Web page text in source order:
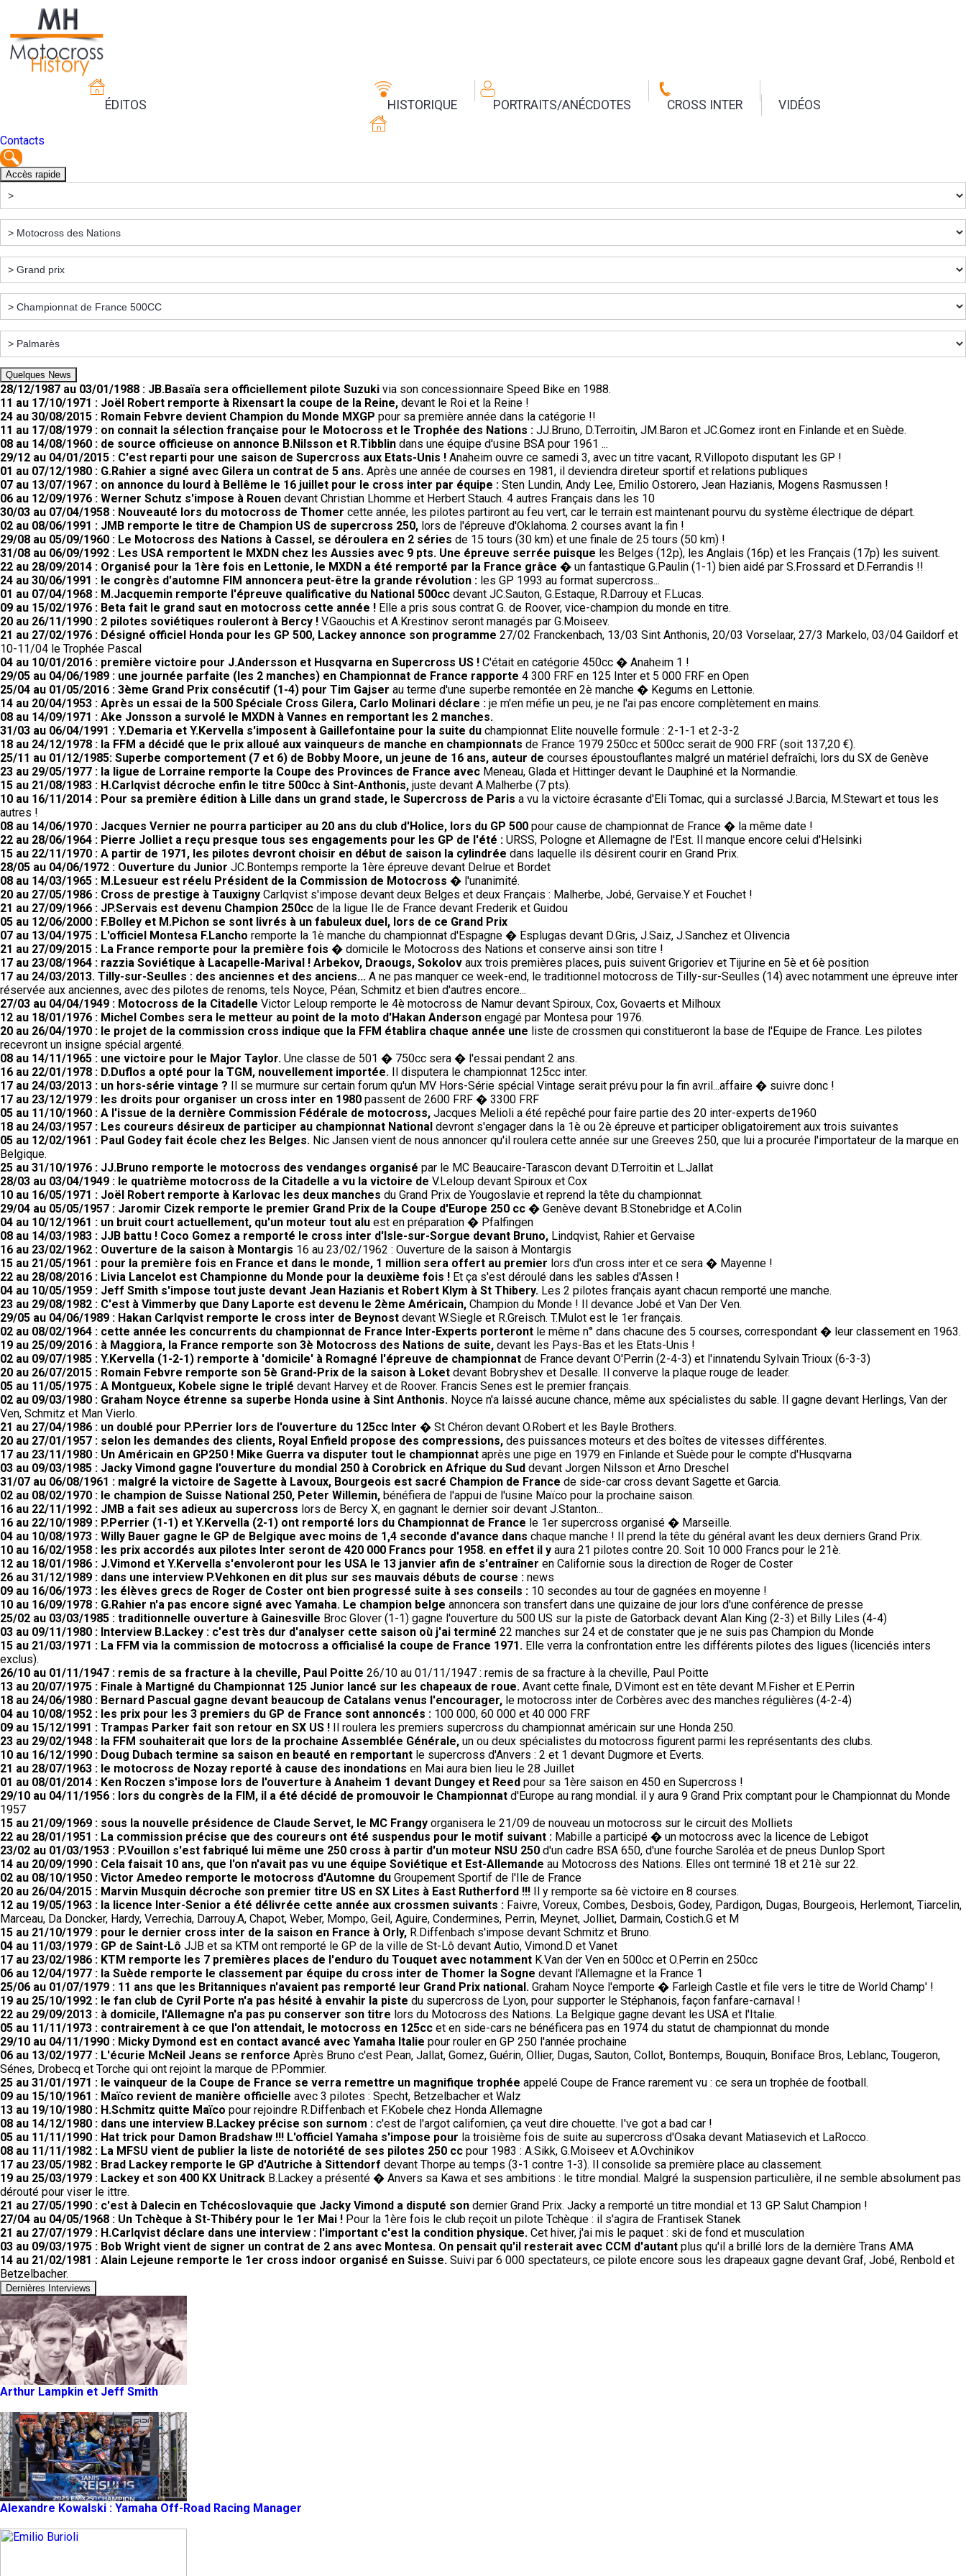
ÉDITOS HISTORIQUE PORTRAITS/ANÉCDOTES CROSS INTER VIDÉOS
Contacts
Accès rapide
Quelques News
28/12/1987 au 03/01/1988 : JB.Basaïa sera officiellement pilote Suzuki via son concessionnaire Speed Bike en 1988.
11 au 17/10/1971 : Joël Robert remporte à Rixensart la coupe de la Reine, devant le Roi et la Reine !
24 au 30/08/2015 : Romain Febvre devient Champion du Monde MXGP pour sa première année dans la catégorie !!
11 au 17/08/1979 : on connait la sélection française pour le Motocross et le Trophée des Nations : JJ.Bruno, D.Terroitin, JM.Baron et JC.Gomez iront en Finlande et en Suède.
08 au 14/08/1960 : de source officieuse on annonce B.Nilsson et R.Tibblin dans une équipe d'usine BSA pour 1961 ...
29/12 au 04/01/2015 : C'est reparti pour une saison de Supercross aux Etats-Unis ! Anaheim ouvre ce samedi 3, avec un titre vacant, R.Villopoto disputant les GP !
01 au 07/12/1980 : G.Rahier a signé avec Gilera un contrat de 5 ans. Après une année de courses en 1981, il deviendra direteur sportif et relations publiques
07 au 13/07/1967 : on annonce du lourd à Bellême le 16 juillet pour le cross inter par équipe : Sten Lundin, Andy Lee, Emilio Ostorero, Jean Hazianis, Mogens Rasmussen !
06 au 12/09/1976 : Werner Schutz s'impose à Rouen devant Christian Lhomme et Herbert Stauch. 4 autres Français dans les 10
30/03 au 07/04/1958 : Nouveauté lors du motocross de Thomer cette année, les pilotes partiront au feu vert, car le terrain est maintenant pourvu du système électrique de départ.
02 au 08/06/1991 : JMB remporte le titre de Champion US de supercross 250, lors de l'épreuve d'Oklahoma. 2 courses avant la fin !
29/08 au 05/09/1960 : Le Motocross des Nations à Cassel, se déroulera en 2 séries de 15 tours (30 km) et une finale de 25 tours (50 km) !
31/08 au 06/09/1992 : Les USA remportent le MXDN chez les Aussies avec 9 pts. Une épreuve serrée puisque les Belges (12p), les Anglais (16p) et les Français (17p) les suivent.
22 au 28/09/2014 : Organisé pour la 1ère fois en Lettonie, le MXDN a été remporté par la France grâce � un fantastique G.Paulin (1-1) bien aidé par S.Frossard et D.Ferrandis !!
24 au 30/06/1991 : le congrès d'automne FIM annoncera peut-être la grande révolution : les GP 1993 au format supercross...
01 au 07/04/1968 : M.Jacquemin remporte l'épreuve qualificative du National 500cc devant JC.Sauton, G.Estaque, R.Darrouy et F.Lucas.
09 au 15/02/1976 : Beta fait le grand saut en motocross cette année ! Elle a pris sous contrat G. de Roover, vice-champion du monde en titre.
20 au 26/11/1990 : 2 pilotes soviétiques rouleront à Bercy ! V.Gaouchis et A.Krestinov seront managés par G.Moiseev.
21 au 27/02/1976 : Désigné officiel Honda pour les GP 500, Lackey annonce son programme 27/02 Franckenbach, 13/03 Sint Anthonis, 20/03 Vorselaar, 27/3 Markelo, 03/04 Gaildorf et
10-11/04 le Trophée Pascal
04 au 10/01/2016 : première victoire pour J.Andersson et Husqvarna en Supercross US ! C'était en catégorie 450cc � Anaheim 1 !
29/05 au 04/06/1989 : une journée parfaite (les 2 manches) en Championnat de France rapporte 4 300 FRF en 125 Inter et 5 000 FRF en Open
25/04 au 01/05/2016 : 3ème Grand Prix consécutif (1-4) pour Tim Gajser au terme d'une superbe remontée en 2è manche � Kegums en Lettonie.
14 au 20/04/1953 : Après un essai de la 500 Spéciale Cross Gilera, Carlo Molinari déclare : je m'en méfie un peu, je ne l'ai pas encore complètement en mains.
08 au 14/09/1971 : Ake Jonsson a survolé le MXDN à Vannes en remportant les 2 manches.
31/03 au 06/04/1991 : Y.Demaria et Y.Kervella s'imposent à Gaillefontaine pour la suite du championnat Elite nouvelle formule : 2-1-1 et 2-3-2
18 au 24/12/1978 : la FFM a décidé que le prix alloué aux vainqueurs de manche en championnats de France 1979 250cc et 500cc serait de 900 FRF (soit 137,20 €).
25/11 au 01/12/1985: Superbe comportement (7 et 6) de Bobby Moore, un jeune de 16 ans, auteur de courses époustouflantes malgré un matériel defraîchi, lors du SX de Genève
23 au 29/05/1977 : la ligue de Lorraine remporte la Coupe des Provinces de France avec Meneau, Glada et Hittinger devant le Dauphiné et la Normandie.
15 au 21/08/1983 : H.Carlqvist décroche enfin le titre 500cc à Sint-Anthonis, juste devant A.Malherbe (7 pts).
10 au 16/11/2014 : Pour sa première édition à Lille dans un grand stade, le Supercross de Paris a vu la victoire écrasante d'Eli Tomac, qui a surclassé J.Barcia, M.Stewart et tous les
autres !
08 au 14/06/1970 : Jacques Vernier ne pourra participer au 20 ans du club d'Holice, lors du GP 500 pour cause de championnat de France � la même date !
22 au 28/06/1964 : Pierre Jolliet a reçu presque tous ses engagements pour les GP de l'été : URSS, Pologne et Allemagne de l'Est. Il manque encore celui d'Helsinki
15 au 22/11/1970 : A partir de 1971, les pilotes devront choisir en début de saison la cylindrée dans laquelle ils désirent courir en Grand Prix.
28/05 au 04/06/1972 : Ouverture du Junior JC.Bontemps remporte la 1ère épreuve devant Delrue et Bordet
08 au 14/03/1965 : M.Lesueur est réelu Président de la Commission de Motocross � l'unanimité.
20 au 27/05/1986 : Cross de prestige à Tauxigny Carlqvist s'impose devant deux Belges et deux Français : Malherbe, Jobé, Gervaise.Y et Fouchet !
21 au 27/09/1966 : JP.Servais est devenu Champion 250cc de la ligue Ile de France devant Frederik et Guidou
05 au 12/06/2000 : F.Bolley et M.Pichon se sont livrés à un fabuleux duel, lors de ce Grand Prix
07 au 13/04/1975 : L'officiel Montesa F.Lancho remporte la 1è manche du championnat d'Espagne � Esplugas devant D.Gris, J.Saiz, J.Sanchez et Olivencia
21 au 27/09/2015 : La France remporte pour la première fois � domicile le Motocross des Nations et conserve ainsi son titre !
17 au 23/08/1964 : razzia Soviétique à Lacapelle-Marival ! Arbekov, Draougs, Sokolov aux trois premières places, puis suivent Grigoriev et Tijurine en 5è et 6è position
17 au 24/03/2013. Tilly-sur-Seulles : des anciennes et des anciens... A ne pas manquer ce week-end, le traditionnel motocross de Tilly-sur-Seulles (14) avec notamment une épreuve inter
réservée aux anciennes, avec des pilotes de renoms, tels Noyce, Péan, Schmitz et bien d'autres encore...
27/03 au 04/04/1949 : Motocross de la Citadelle Victor Leloup remporte le 4è motocross de Namur devant Spiroux, Cox, Govaerts et Milhoux
12 au 18/01/1976 : Michel Combes sera le metteur au point de la moto d'Hakan Anderson engagé par Montesa pour 1976.
20 au 26/04/1970 : le projet de la commission cross indique que la FFM établira chaque année une liste de crossmen qui constitueront la base de l'Equipe de France. Les pilotes
recevront un insigne spécial argenté.
08 au 14/11/1965 : une victoire pour le Major Taylor. Une classe de 501 � 750cc sera � l'essai pendant 2 ans.
16 au 22/01/1978 : D.Duflos a opté pour la TGM, nouvellement importée. Il disputera le championnat 125cc inter.
17 au 24/03/2013 : un hors-série vintage ? Il se murmure sur certain forum qu'un MV Hors-Série spécial Vintage serait prévu pour la fin avril...affaire � suivre donc !
17 au 23/12/1979 : les droits pour organiser un cross inter en 1980 passent de 2600 FRF � 3300 FRF
05 au 11/10/1960 : A l'issue de la dernière Commission Fédérale de motocross, Jacques Melioli a été repêché pour faire partie des 20 inter-experts de1960
18 au 24/03/1957 : Les coureurs désireux de participer au championnat National devront s'engager dans la 1è ou 2è épreuve et participer obligatoirement aux trois suivantes
05 au 12/02/1961 : Paul Godey fait école chez les Belges. Nic Jansen vient de nous annoncer qu'il roulera cette année sur une Greeves 250, que lui a procurée l'importateur de la marque en
Belgique.
25 au 31/10/1976 : JJ.Bruno remporte le motocross des vendanges organisé par le MC Beaucaire-Tarascon devant D.Terroitin et L.Jallat
28/03 au 03/04/1949 : le quatrième motocross de la Citadelle a vu la victoire de V.Leloup devant Spiroux et Cox
10 au 16/05/1971 : Joël Robert remporte à Karlovac les deux manches du Grand Prix de Yougoslavie et reprend la tête du championnat.
29/04 au 05/05/1957 : Jaromir Cizek remporte le premier Grand Prix de la Coupe d'Europe 250 cc � Genève devant B.Stonebridge et A.Colin
04 au 10/12/1961 : un bruit court actuellement, qu'un moteur tout alu est en préparation � Pfalfingen
08 au 14/03/1983 : JJB battu ! Coco Gomez a remporté le cross inter d'Isle-sur-Sorgue devant Bruno, Lindqvist, Rahier et Gervaise
16 au 23/02/1962 : Ouverture de la saison à Montargis 16 au 23/02/1962 : Ouverture de la saison à Montargis
15 au 21/05/1961 : pour la première fois en France et dans le monde, 1 million sera offert au premier lors d'un cross inter et ce sera � Mayenne !
22 au 28/08/2016 : Livia Lancelot est Championne du Monde pour la deuxième fois ! Et ça s'est déroulé dans les sables d'Assen !
04 au 10/05/1959 : Jeff Smith s'impose tout juste devant Jean Hazianis et Robert Klym à St Thibery. Les 2 pilotes français ayant chacun remporté une manche.
23 au 29/08/1982 : C'est à Vimmerby que Dany Laporte est devenu le 2ème Américain, Champion du Monde ! Il devance Jobé et Van Der Ven.
29/05 au 04/06/1989 : Hakan Carlqvist remporte le cross inter de Beynost devant W.Siegle et R.Greisch. T.Mulot est le 1er français.
02 au 08/02/1964 : cette année les concurrents du championnat de France Inter-Experts porteront le même n° dans chacune des 5 courses, correspondant � leur classement en 1963.
19 au 25/09/2016 : à Maggiora, la France remporte son 3è Motocross des Nations de suite, devant les Pays-Bas et les Etats-Unis !
02 au 09/07/1985 : Y.Kervella (1-2-1) remporte à 'domicile' à Romagné l'épreuve de championnat de France devant O'Perrin (2-4-3) et l'innatendu Sylvain Trioux (6-3-3)
20 au 26/07/2015 : Romain Febvre remporte son 5è Grand-Prix de la saison à Loket devant Bobryshev et Desalle. Il converve la plaque rouge de leader.
05 au 11/05/1975 : A Montgueux, Kobele signe le triplé devant Harvey et de Roover. Francis Senes est le premier français.
02 au 09/03/1980 : Graham Noyce étrenne sa superbe Honda usine à Sint Anthonis. Noyce n'a laissé aucune chance, même aux spécialistes du sable. Il gagne devant Herlings, Van der
Ven, Schmitz et Man Vierlo.
21 au 27/04/1986 : un doublé pour P.Perrier lors de l'ouverture du 125cc Inter � St Chéron devant O.Robert et les Bayle Brothers.
20 au 27/01/1957 : selon les demandes des clients, Royal Enfield propose des compressions, des puissances moteurs et des boîtes de vitesses différentes.
17 au 23/11/1980 : Un Américain en GP250 ! Mike Guerra va disputer tout le championnat après une pige en 1979 en Finlande et Suède pour le compte d'Husqvarna
03 au 09/03/1985 : Jacky Vimond gagne l'ouverture du mondial 250 à Corobrick en Afrique du Sud devant Jorgen Nilsson et Arno Dreschel
31/07 au 06/08/1961 : malgré la victoire de Sagette à Lavoux, Bourgeois est sacré Champion de France de side-car cross devant Sagette et Garcia.
02 au 08/02/1970 : le champion de Suisse National 250, Peter Willemin, bénéfiera de l'appui de l'usine Maïco pour la prochaine saison.
16 au 22/11/1992 : JMB a fait ses adieux au supercross lors de Bercy X, en gagnant le dernier soir devant J.Stanton...
16 au 22/10/1989 : P.Perrier (1-1) et Y.Kervella (2-1) ont remporté lors du Championnat de France le 1er supercross organisé � Marseille.
04 au 10/08/1973 : Willy Bauer gagne le GP de Belgique avec moins de 1,4 seconde d'avance dans chaque manche ! Il prend la tête du général avant les deux derniers Grand Prix.
10 au 16/02/1958 : les prix accordés aux pilotes Inter seront de 420 000 Francs pour 1958. en effet il y aura 21 pilotes contre 20. Soit 10 000 Francs pour le 21è.
12 au 18/01/1986 : J.Vimond et Y.Kervella s'envoleront pour les USA le 13 janvier afin de s'entraîner en Californie sous la direction de Roger de Coster
26 au 31/12/1989 : dans une interview P.Vehkonen en dit plus sur ses mauvais débuts de course : news
09 au 16/06/1973 : les élèves grecs de Roger de Coster ont bien progressé suite à ses conseils : 10 secondes au tour de gagnées en moyenne !
10 au 16/09/1978 : G.Rahier n'a pas encore signé avec Yamaha. Le champion belge annoncera son transfert dans une quizaine de jour lors d'une conférence de presse
25/02 au 03/03/1985 : traditionnelle ouverture à Gainesville Broc Glover (1-1) gagne l'ouverture du 500 US sur la piste de Gatorback devant Alan King (2-3) et Billy Liles (4-4)
03 au 09/11/1980 : Interview B.Lackey : c'est très dur d'analyser cette saison où j'ai terminé 22 manches sur 24 et de constater que je ne suis pas Champion du Monde
15 au 21/03/1971 : La FFM via la commission de motocross a officialisé la coupe de France 1971. Elle verra la confrontation entre les différents pilotes des ligues (licenciés inters
exclus).
26/10 au 01/11/1947 : remis de sa fracture à la cheville, Paul Poitte 26/10 au 01/11/1947 : remis de sa fracture à la cheville, Paul Poitte
13 au 20/07/1975 : Finale à Martigné du Championnat 125 Junior lancé sur les chapeaux de roue. Avant cette finale, D.Vimont est en tête devant M.Fisher et E.Perrin
18 au 24/06/1980 : Bernard Pascual gagne devant beaucoup de Catalans venus l'encourager, le motocross inter de Corbères avec des manches régulières (4-2-4)
04 au 10/08/1952 : les prix pour les 3 premiers du GP de France sont annoncés : 100 000, 60 000 et 40 000 FRF
09 au 15/12/1991 : Trampas Parker fait son retour en SX US ! Il roulera les premiers supercross du championnat américain sur une Honda 250.
23 au 29/02/1948 : la FFM souhaiterait que lors de la prochaine Assemblée Générale, un ou deux spécialistes du motocross figurent parmi les représentants des clubs.
10 au 16/12/1990 : Doug Dubach termine sa saison en beauté en remportant le supercross d'Anvers : 2 et 1 devant Dugmore et Everts.
21 au 28/07/1963 : le motocross de Nozay reporté à cause des inondations en Mai aura bien lieu le 28 Juillet
01 au 08/01/2014 : Ken Roczen s'impose lors de l'ouverture à Anaheim 1 devant Dungey et Reed pour sa 1ère saison en 450 en Supercross !
29/10 au 04/11/1956 : lors du congrès de la FIM, il a été décidé de promouvoir le Championnat d'Europe au rang mondial. il y aura 9 Grand Prix comptant pour le Championnat du Monde
1957
15 au 21/09/1969 : sous la nouvelle présidence de Claude Servet, le MC Frangy organisera le 21/09 de nouveau un motocross sur le circuit des Molliets
22 au 28/01/1951 : La commission précise que des coureurs ont été suspendus pour le motif suivant : Mabille a participé � un motocross avec la licence de Lebigot
23/02 au 01/03/1953 : P.Vouillon s'est fabriqué lui même une 250 cross à partir d'un moteur NSU 250 d'un cadre BSA 650, d'une fourche Saroléa et de pneus Dunlop Sport
14 au 20/09/1990 : Cela faisait 10 ans, que l'on n'avait pas vu une équipe Soviétique et Est-Allemande au Motocross des Nations. Elles ont terminé 18 et 21è sur 22.
02 au 08/10/1950 : Victor Amedeo remporte le motocross d'Automne du Groupement Sportif de l'Ile de France
20 au 26/04/2015 : Marvin Musquin décroche son premier titre US en SX Lites à East Rutherford !!!
Il y remporte sa 6è victoire en 8 courses.
12 au 19/05/1963 : la licence Inter-Senior a été délivrée cette année aux crossmen suivants : Faivre, Voreux, Combes, Desbois, Godey, Pardigon, Dugas, Bourgeois, Herlemont, Tiarcelin,
Marceau, Da Doncker, Hardy, Verrechia, Darrouy.A, Chapot, Weber, Mompo, Geil, Aguire, Condermines, Perrin, Meynet, Jolliet, Darmain, Costich.G et M
15 au 21/10/1979 : pour le dernier cross inter de la saison en France à Orly, R.Diffenbach s'impose devant Schmitz et Bruno.
04 au 11/03/1979 : GP de Saint-Lô JJB et sa KTM ont remporté le GP de la ville de St-Lô devant Autio, Vimond.D et Vanet
17 au 23/02/1986 : KTM remporte les 7 premières places de l'enduro du Touquet avec notamment K.Van der Ven en 500cc et O.Perrin en 250cc
06 au 12/04/1977 : la Suède remporte le classement par équipe du cross inter de Thomer la Sogne devant l'Allemagne et la France 1
25/06 au 01/07/1979 : 11 ans que les Britanniques n'avaient pas remporté leur Grand Prix national. Graham Noyce l'emporte � Farleigh Castle et file vers le titre de World Champ' !
19 au 25/10/1992 : le fan club de Cyril Porte n'a pas hésité à envahir la piste du supercross de Lyon, pour supporter le Stéphanois, façon fanfare-carnaval !
22 au 29/09/2013 : à domicile, l'Allemagne n'a pas pu conserver son titre lors du Motocross des Nations. La Belgique gagne devant les USA et l'Italie.
05 au 11/11/1973 : contrairement à ce que l'on attendait, le motocross en 125cc et en side-cars ne bénéficera pas en 1974 du statut de championnat du monde
29/10 au 04/11/1990 : Micky Dymond est en contact avancé avec Yamaha Italie pour rouler en GP 250 l'année prochaine
06 au 13/02/1977 : L'écurie McNeil Jeans se renforce Après Bruno c'est Pean, Jallat, Gomez, Guérin, Ollier, Dugas, Sauton, Collot, Bontemps, Bouquin, Boniface Bros, Leblanc, Tougeron,
Sénes, Drobecq et Torche qui ont rejoint la marque de P.Pommier.
25 au 31/01/1971 : le vainqueur de la Coupe de France se verra remettre un magnifique trophée appelé Coupe de France rarement vu : ce sera un trophée de football.
09 au 15/10/1961 : Maïco revient de manière officielle avec 3 pilotes : Specht, Betzelbacher et Walz
13 au 19/10/1980 : H.Schmitz quitte Maïco pour rejoindre R.Diffenbach et F.Kobele chez Honda Allemagne
08 au 14/12/1980 : dans une interview B.Lackey précise son surnom : c'est de l'argot californien, ça veut dire chouette. I've got a bad car !
05 au 11/11/1990 : Hat trick pour Damon Bradshaw !!! L'officiel Yamaha s'impose pour la troisième fois de suite au supercross d'Osaka devant Matiasevich et LaRocco.
08 au 11/11/1982 : La MFSU vient de publier la liste de notoriété de ses pilotes 250 cc pour 1983 : A.Sikk, G.Moiseev et A.Ovchinikov
17 au 23/05/1982 : Brad Lackey remporte le GP d'Autriche à Sittendorf devant Thorpe au temps (3-1 contre 1-3). Il consolide sa première place au classement.
19 au 25/03/1979 : Lackey et son 400 KX Unitrack B.Lackey a présenté � Anvers sa Kawa et ses ambitions : le titre mondial. Malgré la suspension particulière, il ne semble absolument pas
dérouté pour viser le ittre.
21 au 27/05/1990 : c'est à Dalecin en Tchécoslovaquie que Jacky Vimond a disputé son dernier Grand Prix. Jacky a remporté un titre mondial et 13 GP. Salut Champion !
27/04 au 04/05/1968 : Un Tchèque à St-Thibéry pour le 1er Mai ! Pour la 1ère fois le club reçoit un pilote Tchèque : il s'agira de Frantisek Stanek
21 au 27/07/1979 : H.Carlqvist déclare dans une interview : l'important c'est la condition physique. Cet hiver, j'ai mis le paquet : ski de fond et musculation
03 au 09/03/1975 : Bob Wright vient de signer un contrat de 2 ans avec Montesa. On pensait qu'il resterait avec CCM d'autant plus qu'il a brillé lors de la dernière Trans AMA
14 au 21/02/1981 : Alain Lejeune remporte le 1er cross indoor organisé en Suisse. Suivi par 6 000 spectateurs, ce pilote encore sous les drapeaux gagne devant Graf, Jobé, Renbold et
Betzelbacher.
Dernières Interviews
Arthur Lampkin et Jeff Smith
Alexandre Kowalski : Yamaha Off-Road Racing Manager